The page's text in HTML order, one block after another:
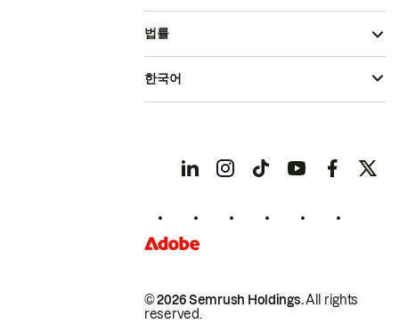
© 2026 Semrush Holdings.All rights
reserved.
법률
한국어